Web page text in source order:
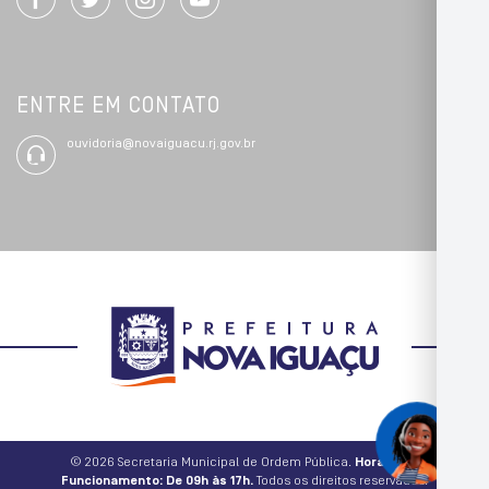
ENTRE EM CONTATO
ouvidoria@novaiguacu.rj.gov.br
© 2026 Secretaria Municipal de Ordem Pública. Horário de
Funcionamento: De 09h às 17h.Todos os direitos reservados.